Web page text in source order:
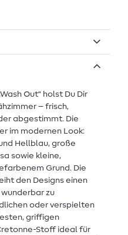
Out“ holst Du Dir
– frisch,
abgestimmt. Die
im modernen Look:
Hellblau, große
sowie kleine,
Grund. Die
den Designs einen
zu
oder verspielten
griffigen
Stoff ideal für